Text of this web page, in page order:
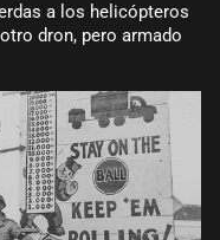
a los helicópteros
dron, pero armado